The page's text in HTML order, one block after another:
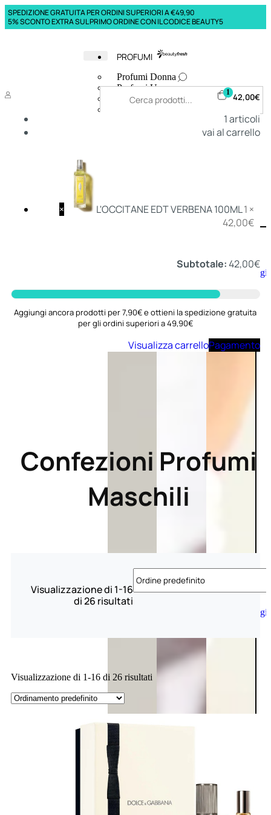
SPEDIZIONE GRATUITA PER ORDINI SUPERIORI A €49,90
5% SCONTO EXTRA SUL PRIMO ORDINE CON IL CODICE BEAUTY5
PROFUMI
Profumi Donna
Profumi Uomo
Deodoranti Donna
Deo
Aggiungi
Aggiungi
1 42,00€
1articoli
vai al carrello
× L'OCCITANE EDT VERBENA 100ML1 ×
42,00€
Subtotale:42,00€
Aggiungi ancora prodotti per 7,90€ e ottieni la spedizione gratuita
per gli ordini superiori a 49,90€
Visualizza carrelloPagamento
Confezioni Profumi
Maschili
Visualizzazione di 1-16
di 26 risultati
Visualizzazione di 1-16 di 26 risultati